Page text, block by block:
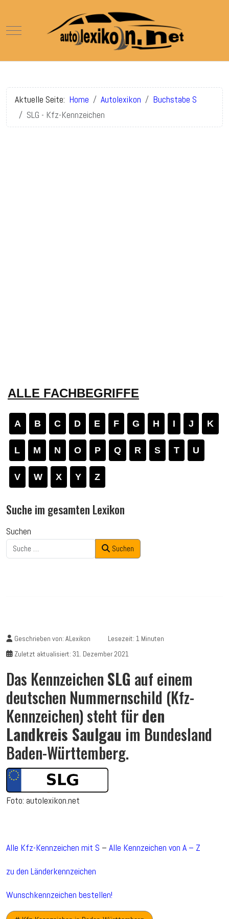
Mobile Menu Toggle
Aktuelle Seite: Home Autolexikon
Buchstabe S
SLG - Kfz-Kennzeichen
ALLE FACHBEGRIFFE
A B C D E F G H I J K
L M N O P Q R S T U
V W X Y Z
Suche im gesamten Lexikon
Suchen
Suchen
Geschrieben von: ALexikon
Lesezeit: 1 Minuten
Zuletzt aktualisiert: 31. Dezember 2021
Das Kennzeichen SLG auf einem
deutschen Nummernschild (Kfz-
Kennzeichen) steht fürden
Landkreis Saulgau im Bundesland
Baden-Württemberg.
Foto: autolexikon.net
Alle Kfz-Kennzeichen mit S – Alle Kennzeichen von A – Z
zu den Länderkennzeichen
Wunschkennzeichen bestellen!